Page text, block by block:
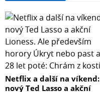
Netflix a další na víkend:
nový Ted Lasso a akční